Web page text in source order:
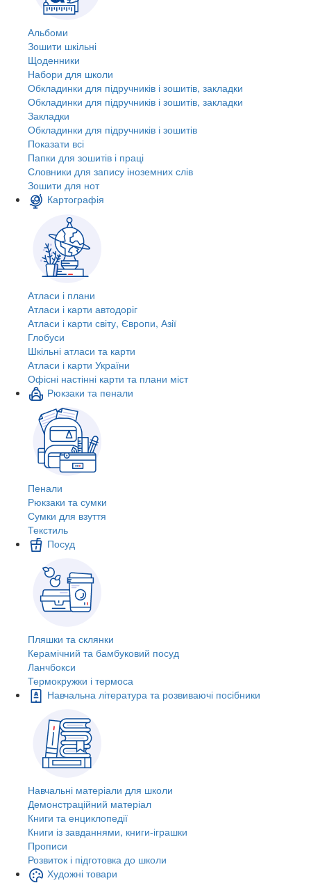
Альбоми
Зошити шкільні
Щоденники
Набори для школи
Обкладинки для підручників і зошитів, закладки
Обкладинки для підручників і зошитів, закладки
Закладки
Обкладинки для підручників і зошитів
Показати всі
Папки для зошитів і праці
Словники для запису іноземних слів
Зошити для нот
Картографія
Атласи і плани
Атласи і карти автодоріг
Атласи і карти світу, Європи, Азії
Глобуси
Шкільні атласи та карти
Атласи і карти України
Офісні настінні карти та плани міст
Рюкзаки та пенали
Пенали
Рюкзаки та сумки
Сумки для взуття
Текстиль
Посуд
Пляшки та склянки
Керамічний та бамбуковий посуд
Ланчбокси
Термокружки і термоса
Навчальна література та розвиваючі посібники
Навчальні матеріали для школи
Демонстраційний матеріал
Книги та енциклопедії
Книги із завданнями, книги-іграшки
Прописи
Розвиток і підготовка до школи
Художні товари